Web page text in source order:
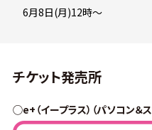
6月8日(月)12時〜
チケット発売所
◯e+（イープラス）（パソコン＆